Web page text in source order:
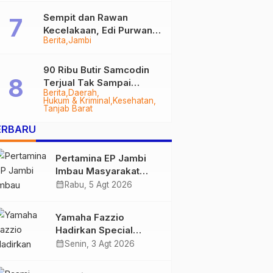
Berita Jambi
Sempit dan Rawan
Kecelakaan, Edi Purwanto
Targetkan Jalan Lintas
2028
Berita Daerah
Hukum & Kriminal
Kesehatan
Tanjab Barat
90 Ribu Butir Samcodin
Terjual Tak Sampai
Setahun, Indra Safari
Desak Audit Menyeluruh
Pertamina EP Jambi
Imbau Masyarakat
Tidak Beraktivitas di
Bersama
calendar_month Rabu, 5 Agt 2026
Yamaha Fazzio
Hadirkan Special
Edition Sunset Blue,
calendar_monthSenin, 3 Agt 2026